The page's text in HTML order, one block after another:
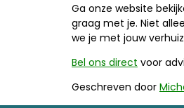
Ga onze website
graag met je. Niet
we je met jouw
Bel ons direct voor
Geschreven door